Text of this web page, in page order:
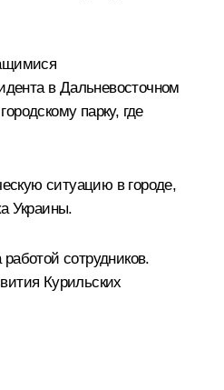
в Дальневосточном
парку, где
ситуацию в городе,
Украины.
сотрудников.
Курильских